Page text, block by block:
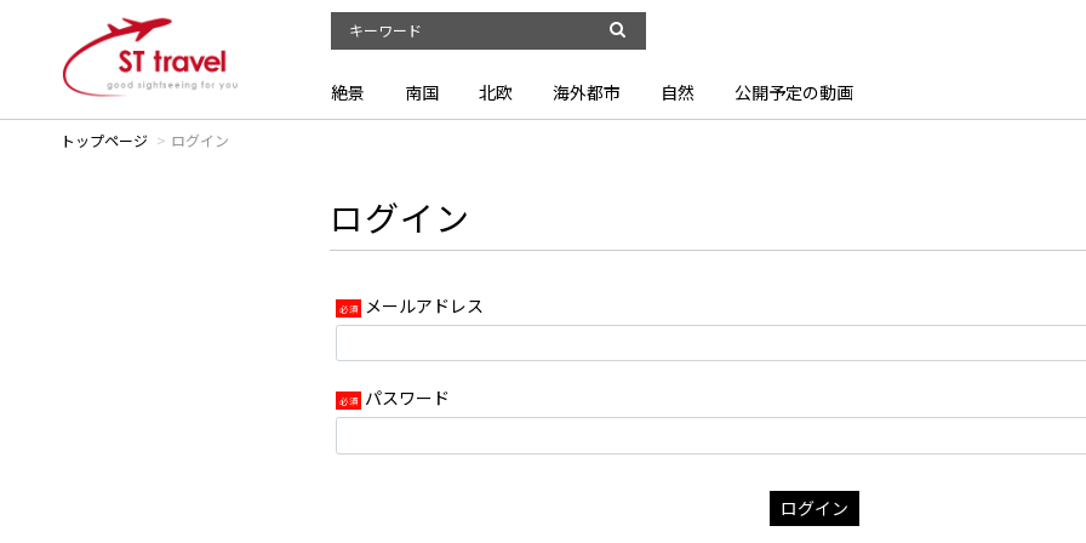
絶景 南国 北欧 海外都市 自然 公開予定の動画
トップページ ログイン
ログイン
メールアドレス
パスワード
ログイン